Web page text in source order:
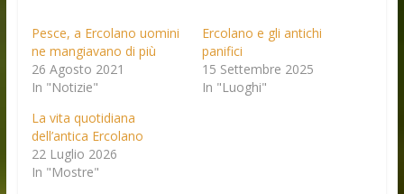
Pesce, a Ercolano uomini
ne mangiavano di più
26 Agosto 2021
In "Notizie"
Ercolano e gli antichi
panifici
15 Settembre 2025
In "Luoghi"
La vita quotidiana
dell’antica Ercolano
22 Luglio 2026
In "Mostre"